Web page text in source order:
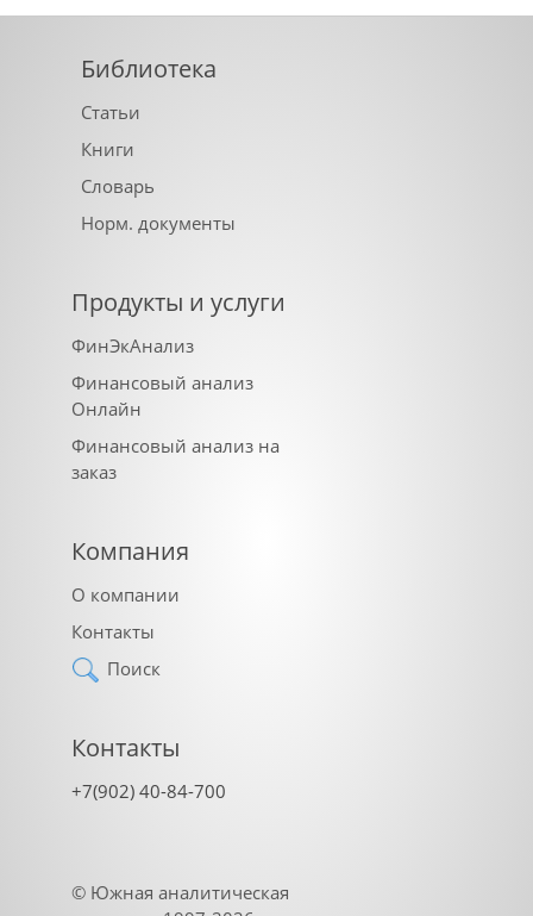
Библиотека
Статьи
Книги
Словарь
Норм. документы
Продукты и услуги
ФинЭкАнализ
Финансовый анализ
Онлайн
Финансовый анализ на
заказ
Компания
О компании
Контакты
Поиск
Контакты
+7(902) 40-84-700
© Южная аналитическая